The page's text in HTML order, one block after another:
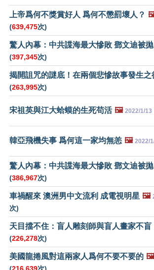
上帝爲何不獎賞好人 爲何不懲罰壞人？
(639,475次)
驚人內幕：中共諜海最大慘敗 鄧文迪被
(397,345次)
揭開詛咒的謎底！在兩個悲慘故事發生之
(263,995次)
宋祖英與江大蛤蟆的生死苟活 🖼️ 2022/1/13
韓亞飛機失事 爲何這一家均無恙 🖼️ 2022/
驚人內幕：中共諜海最大慘敗 鄧文迪被
(386,967次)
車禍醒來 澳洲男中文流利 成電視明星 🖼️
次)
天目擋不住：盲人雕刻師與盲人畫家不盲
(226,278次)
美國龍捲風對這兩家人爲何不要不要的 🖼️